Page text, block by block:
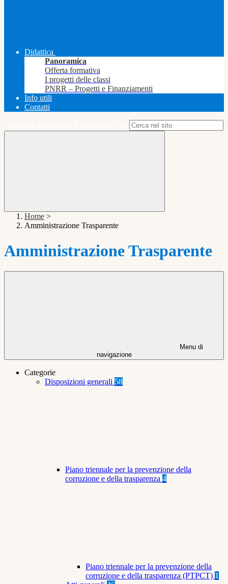
Didattica
Panoramica
Offerta formativa
I progetti delle classi
PNRR – Progetti e Finanziamenti
Info utili
Contatti
Home >
Amministrazione Trasparente
Amministrazione Trasparente
Menu di
navigazione
Categorie
Disposizioni generali 58
Piano triennale per la prevenzione della
corruzione e della trasparenza 4
Piano triennale per la prevenzione della
corruzione e della trasparenza (PTPCT) 1